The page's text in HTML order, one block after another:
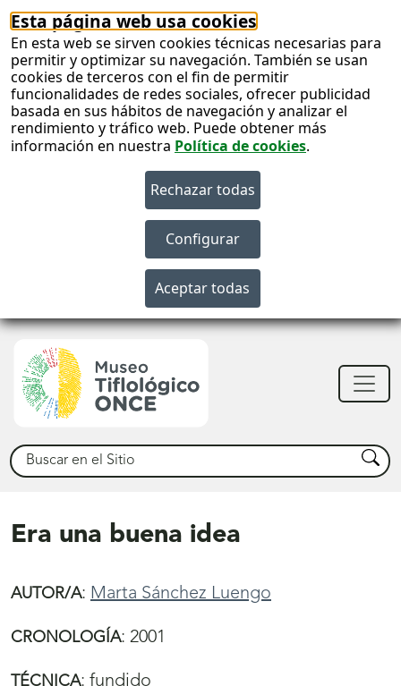
Esta página web usa cookies
En esta web se sirven cookies técnicas necesarias para
permitir y optimizar su navegación. También se usan
cookies de terceros con el fin de permitir
funcionalidades de redes sociales, ofrecer publicidad
basada en sus hábitos de navegación y analizar el
rendimiento y tráfico web. Puede obtener más
información en nuestra Política de cookies.
Buscar Buscar
Era una buena idea
AUTOR/A: Marta Sánchez Luengo
CRONOLOGÍA: 2001
TÉCNICA: fundido